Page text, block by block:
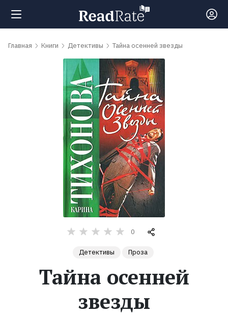
Поиск
обсуждаемые
Серии
Главная Книги Детективы Тайна осенней звезды
0
Детективы Проза
Тайна осенней
звезды